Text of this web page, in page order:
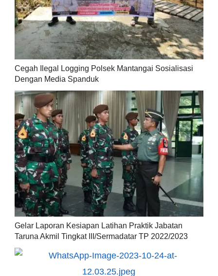
Cegah Ilegal Logging Polsek Mantangai Sosialisasi
Dengan Media Spanduk
Gelar Laporan Kesiapan Latihan Praktik Jabatan
Taruna Akmil Tingkat III/Sermadatar TP 2022/2023